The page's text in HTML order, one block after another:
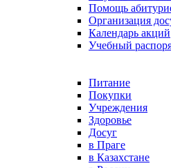
Помощь
Организация
Календарь акций
Учебный
Питание
Покупки
Учреждения
Здоровье
Досуг
в Праге
в Казахстане